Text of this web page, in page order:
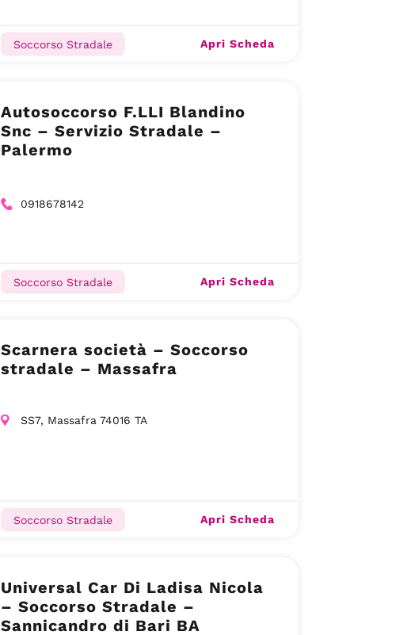
Soccorso Stradale Apri Scheda
Autosoccorso F.LLI Blandino
Snc – Servizio Stradale –
Palermo
0918678142
Soccorso Stradale Apri Scheda
Scarnera società – Soccorso
stradale – Massafra
SS7, Massafra 74016 TA
Soccorso Stradale Apri Scheda
Universal Car Di Ladisa Nicola
– Soccorso Stradale –
Sannicandro di Bari BA